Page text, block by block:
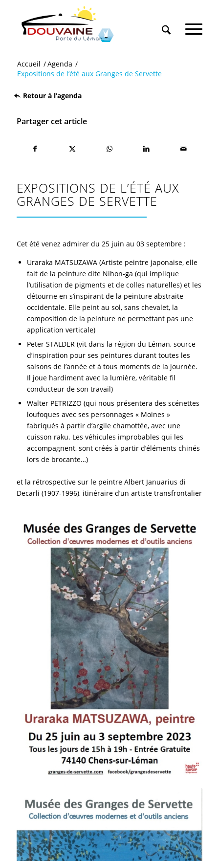
Accueil /Agenda /
Expositions de l’été aux Granges de Servette
Retour à l’agenda
Partager cet article
EXPOSITIONS DE L’ÉTÉ AUX
GRANGES DE SERVETTE
Cet été venez admirer du 25 juin au 03 septembre :
Uraraka MATSUZAWA (Artiste peintre japonaise, elle
fait de la peinture dite Nihon-ga (qui implique
l’utilisation de pigments et de colles naturelles) et les
détourne en s’inspirant de la peinture abstraite
occidentale. Elle peint au sol, sans chevalet, la
composition de la peinture ne permettant pas une
application verticale)
Peter STALDER (vit dans la région du Léman, source
d’inspiration pour ses peintures durant toutes les
saisons de l’année et à tous moments de la journée.
Il joue hardiment avec la lumière, véritable fil
conducteur de son travail)
Walter PETRIZZO (qui nous présentera des scénettes
loufoques avec ses personnages « Moines »
fabriqués à partir d’argile chamottée, avec une
cuisson raku. Les véhicules improbables qui les
accompagnent, sont créés à partir d’éléments chinés
lors de brocante…)
et la rétrospective sur le peintre Albert Januarius di
Decarli (1907-1996), itinéraire d’un artiste transfrontalier